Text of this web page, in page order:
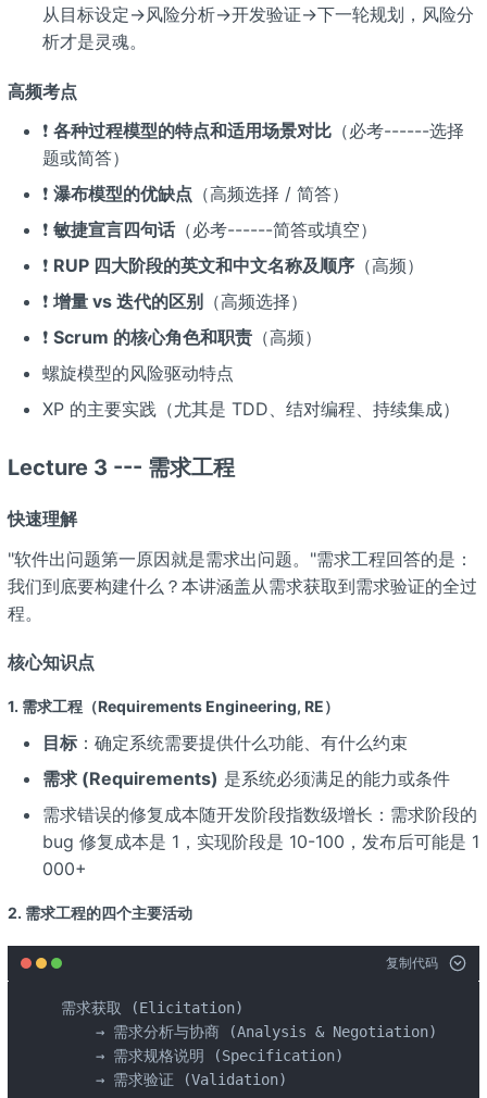
从目标设定→风险分析→开发验证→下一轮规划，风险分
析才是灵魂。
高频考点
❗ 各种过程模型的特点和适用场景对比（必考------选择
题或简答）
❗ 瀑布模型的优缺点 （高频选择 / 简答）
❗ 敏捷宣言四句话（必考------简答或填空）
❗ RUP 四大阶段的英文和中文名称及顺序（高频）
❗ 增量 vs 迭代的区别
（高频选择）
❗ Scrum 的核心角色和职责（高频）
螺旋模型的风险驱动特点
XP 的主要实践（尤其是 TDD、结对编程、持续集成）
Lecture 3 --- 需求工程
快速理解
"软件出问题第一原因就是需求出问题。"需求工程回答的是：
我们到底要构建什么？本讲涵盖从需求获取到需求验证的全过
程。
核心知识点
1. 需求工程（Requirements Engineering, RE）
目标：确定系统需要提供什么功能、有什么约束
需求 (Requirements) 是系统必须满足的能力或条件
需求错误的修复成本随开发阶段指数级增长：需求阶段的
bug 修复成本是 1，实现阶段是 10-100，发布后可能是 1
000+
2. 需求工程的四个主要活动
复制代码
需求获取 (Elicitation)
    → 需求分析与协商 (Analysis & Negotiation)
    → 需求规格说明 (Specification)
    → 需求验证 (Validation)